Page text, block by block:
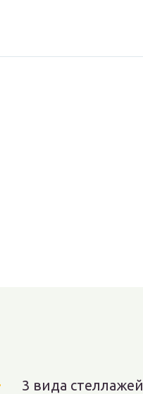
3 вида